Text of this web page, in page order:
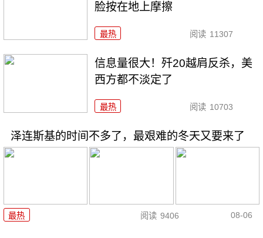
脸按在地上摩擦
最热 阅读 11307
信息量很大！歼20越肩反杀，美
西方都不淡定了
最热 阅读 10703
泽连斯基的时间不多了，最艰难的冬天又要来了
最热 阅读 9406 08-06